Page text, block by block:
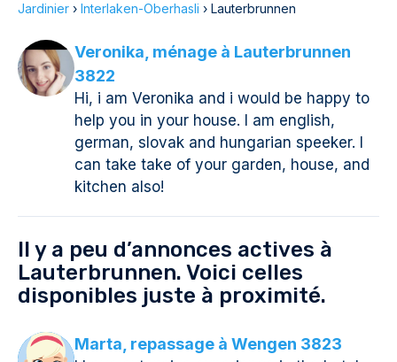
Jardinier › Interlaken-Oberhasli › Lauterbrunnen
Veronika, ménage à Lauterbrunnen
3822
Hi, i am Veronika and i would be happy to
help you in your house. I am english,
german, slovak and hungarian speeker. I
can take take of your garden, house, and
kitchen also!
Il y a peu d’annonces actives à
Lauterbrunnen. Voici celles
disponibles juste à proximité.
Marta, repassage à Wengen 3823